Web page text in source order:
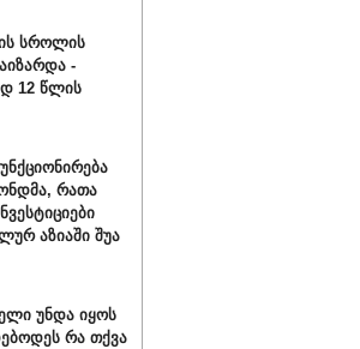
სროლის
-
12 წლის
რათა
აზიაში შუა
უნდა იყოს
რა თქვა